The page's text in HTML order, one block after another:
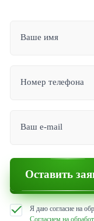
Ваше имя
Номер телефона
Ваш e-mail
Оставить
Я даю согласие на
Согласием на